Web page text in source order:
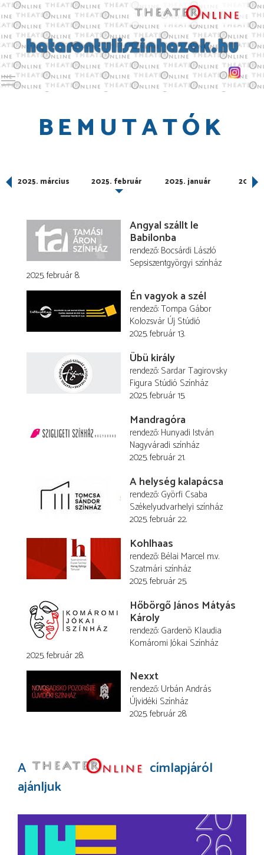
Toggle main menu visibility
BEMUTATÓK
2025. március 2025. február 2025. január 2024.
Angyal szállt le
Babilonba
rendező Bocsárdi László
Sepsiszentgyörgyi színház
2025. február 8.
Én vagyok a szél
rendező Tompa Gábor
Kolozsvár Új Stúdió
2025. február 13.
Übü király
rendező Sardar Tagirovsky
Figura Stúdió Színház
2025. február 15.
Mandragóra
rendező Hunyadi István
Nagyváradi színház
2025. február 21.
A helység kalapácsa
rendező Györfi Csaba
Székelyudvarhelyi színház
2025. február 22.
Kohlhaas
rendező Bélai Marcel m.v.
Szatmári színház
2025. február 25.
Hőbörgő János Mátyás
Károly
rendező Gardenö Klaudia
Komáromi Jókai Színház
2025. február 28.
Nexxt
rendező Urbán András
Újvidéki Színház
2025. február 28.
A
címlapjáról
ajánljuk